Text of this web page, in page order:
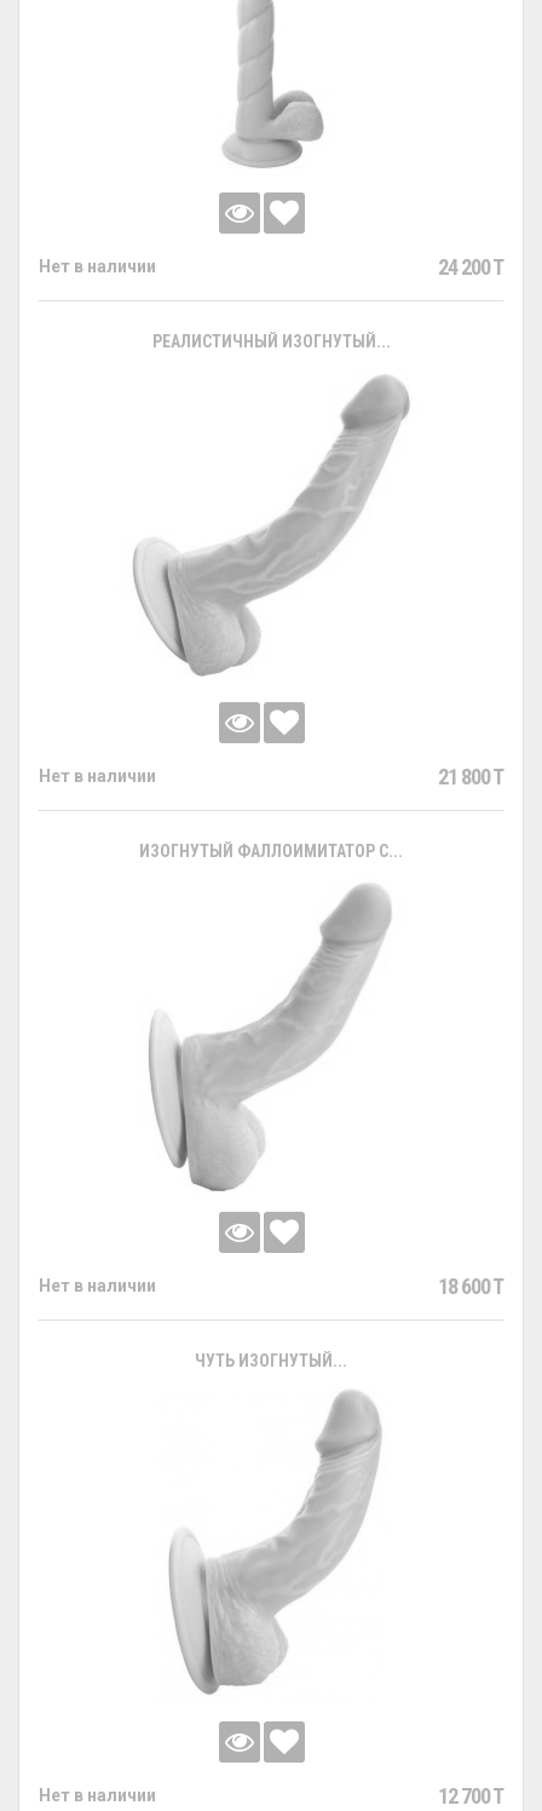
Нет в наличии 24 200 T
РЕАЛИСТИЧНЫЙ ИЗОГНУТЫЙ...
Нет в наличии 21 800 T
ИЗОГНУТЫЙ ФАЛЛОИМИТАТОР С...
Нет в наличии 18 600 T
ЧУТЬ ИЗОГНУТЫЙ...
Нет в наличии 12 700 T